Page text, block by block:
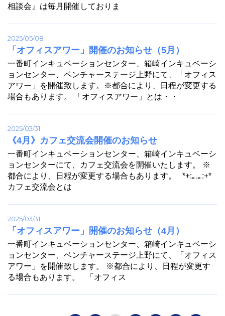
相談会』は毎月開催しておりま
2025/05/08
「オフィスアワー」開催のお知らせ（5月）
一番町インキュベーションセンター、箱崎インキュベーシ
ョンセンター、ベンチャーステージ上野にて、「オフィス
アワー」を開催致します。※都合により、日程が変更する
場合もあります。 「オフィスアワー」とは・・
2025/03/31
《4月》カフェ交流会開催のお知らせ
一番町インキュベーションセンター、箱崎インキュベーシ
ョンセンターにて、カフェ交流会を開催いたします。 ※
都合により、日程が変更する場合もあります。 *+:｡.｡:+*
カフェ交流会とは
2025/03/31
「オフィスアワー」開催のお知らせ（4月）
一番町インキュベーションセンター、箱崎インキュベーシ
ョンセンター、ベンチャーステージ上野にて、「オフィス
アワー」を開催致します。 ※都合により、日程が変更す
る場合もあります。 「オフィス